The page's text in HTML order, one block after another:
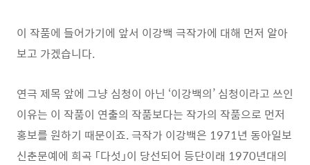
이 작품에 들어가기에 앞서 이강백 극작가에 대해 먼저 알아
보고 가겠습니다.
연극 제목 앞에 그냥 심청이 아닌 ‘이강백의’ 심청이라고 쓰인
이유는 이 작품이 연출의 작품보다는 작가의 작품으로 먼저
홍보를 원하기 때문이죠. 극작가 이강백은 1971년 동아일보
신춘문예에 희곡 「다섯」이 당선되어 등단이래 1970년대의